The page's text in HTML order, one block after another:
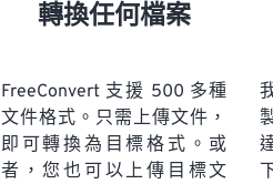
轉換任何檔案
FreeConvert 支援 500 多種
文件格式。只需上傳文件，
即可轉換為目標格式。或
者，您也可以上傳目標文